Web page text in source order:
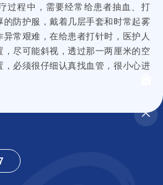
过程中，需要经常给患者抽血、打
防护服，戴着几层手套和时常起雾
常艰难，在给患者打针时，医护人
，尽可能斜视，透过那一两厘米的空
，必须很仔细认真找血管，很小心进